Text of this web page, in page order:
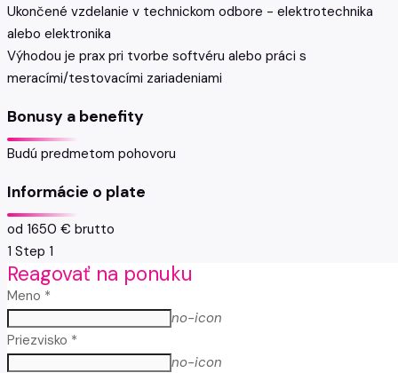
Ukončené vzdelanie v technickom odbore - elektrotechnika
alebo elektronika
Výhodou je prax pri tvorbe softvéru alebo práci s
meracími/testovacími zariadeniami
Bonusy a benefity
Budú predmetom pohovoru
Informácie o plate
od 1650 € brutto
1 Step 1
Reagovať na ponuku
Meno *
no-icon
Priezvisko *
no-icon